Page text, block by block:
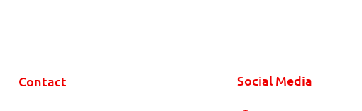
Contact Social Media